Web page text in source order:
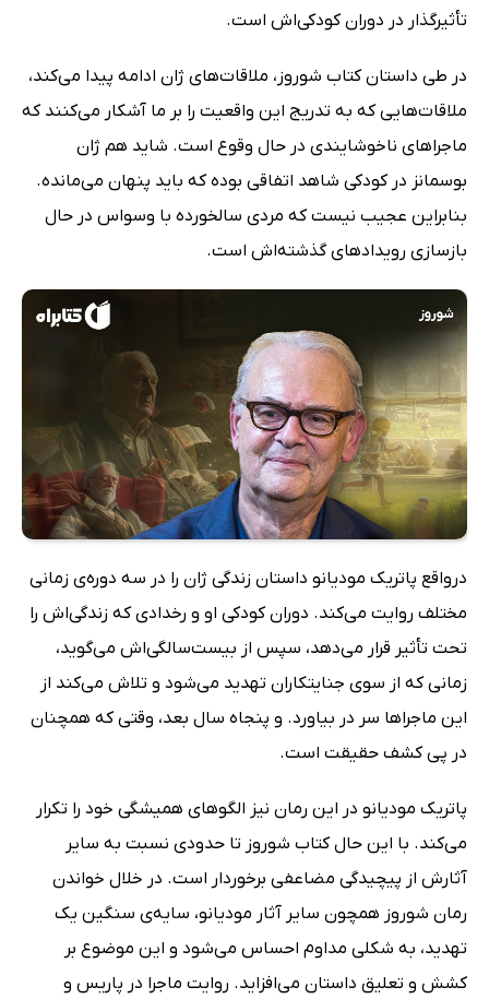
تأثیرگذار در دوران کودکی‌اش است.
در طی داستان کتاب شوروز، ملاقات‌های ژان ادامه پیدا می‌کند،
ملاقات‌هایی که به تدریج این واقعیت را بر ما آشکار می‌کنند که
ماجراهای ناخوشایندی در حال وقوع است. شاید هم ژان
بوسمانز در کودکی شاهد اتفاقی بوده که باید پنهان می‌مانده.
بنابراین عجیب نیست که مردی سالخورده با وسواس در حال
بازسازی رویدادهای گذشته‌اش است.
درواقع پاتریک مودیانو داستان زندگی ژان را در سه دوره‌ی زمانی
مختلف روایت می‌کند. دوران کودکی او و رخدادی که زندگی‌اش را
تحت تأثیر قرار می‌دهد، سپس از بیست‌سالگی‌اش می‌گوید،
زمانی که از سوی جنایتکاران تهدید می‌شود و تلاش می‌کند از
این ماجراها سر در بیاورد. و پنجاه سال بعد، وقتی که همچنان
در پی کشف حقیقت است.
پاتریک مودیانو در این رمان نیز الگوهای همیشگی خود را تکرار
می‌کند. با این حال کتاب شوروز تا حدودی نسبت به سایر
آثارش از پیچیدگی مضاعفی برخوردار است. در خلال خواندن
رمان شوروز همچون سایر آثار مودیانو، سایه‌ی سنگین یک
تهدید، به شکلی مداوم احساس می‌شود و این موضوع بر
کشش و تعلیق داستان می‌افزاید. روایت ماجرا در پاریس و